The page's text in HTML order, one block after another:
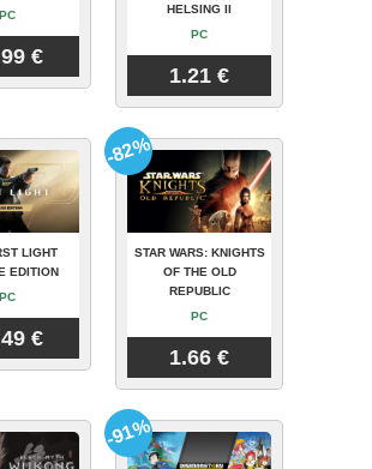
PC
€
HELSING II
PC
1.21 €
LIGHT
EDITION
PC
€
STAR WARS: KNIGHTS
OF THE OLD
REPUBLIC
PC
1.66 €
-82%
-91%